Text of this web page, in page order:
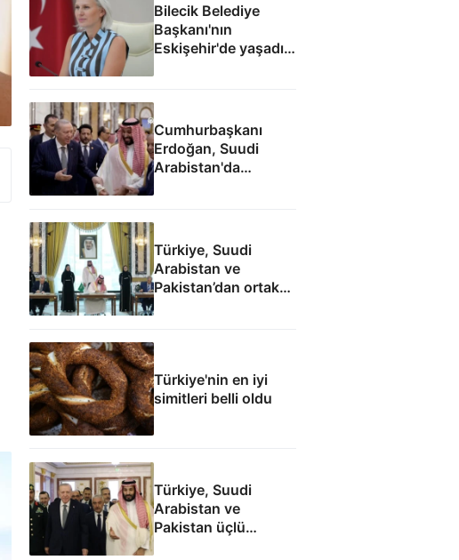
Bilecik Belediye
Başkanı'nın
Eskişehir'de yaşadığı
Cumhurbaşkanı
Erdoğan, Suudi
Arabistan'da
Türkiye, Suudi
Arabistan ve
Pakistan’dan ortak
savunma
metni
Türkiye'nin en iyi
simitleri belli oldu
Türkiye, Suudi
Arabistan ve
Pakistan üçlü